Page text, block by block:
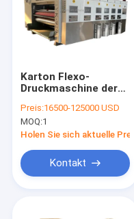
Karton Flexo-
Druckmaschine der
G6.3 mit
Druckzylinder-Härte
Hrc 50-55
Preis:16500-125000 USD
MOQ:1
Holen Sie sich aktuelle Preis
Kontakt